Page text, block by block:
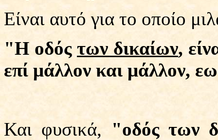
Είναι αυτό για το οποίο
"Η οδός των δικαίων,
επί μάλλον και μάλλον,
Και φυσικά,
"οδός των